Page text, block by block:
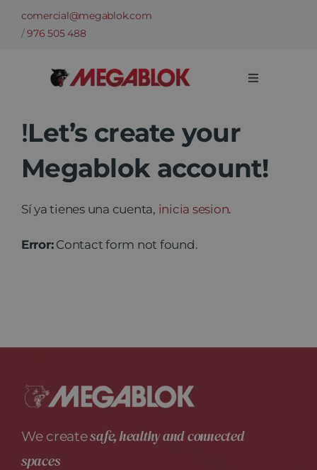
Skipcomercial@megablok.com
/976 505 488
Toggle
Products
Cases of success
News
Contact
!Let’s create your
Megablok account!
Sí ya tienes una cuenta, inicia sesion.
Error:Contact form not found.
We createsafe, healthy and connected
spaces